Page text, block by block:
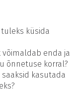
küsida
võimaldab enda ja
õnnetuse korral?
saaksid kasutada